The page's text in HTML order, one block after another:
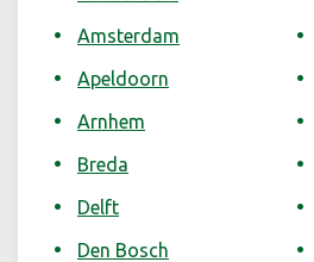
Amsterdam
Apeldoorn
Arnhem
Breda
Delft
Den Bosch